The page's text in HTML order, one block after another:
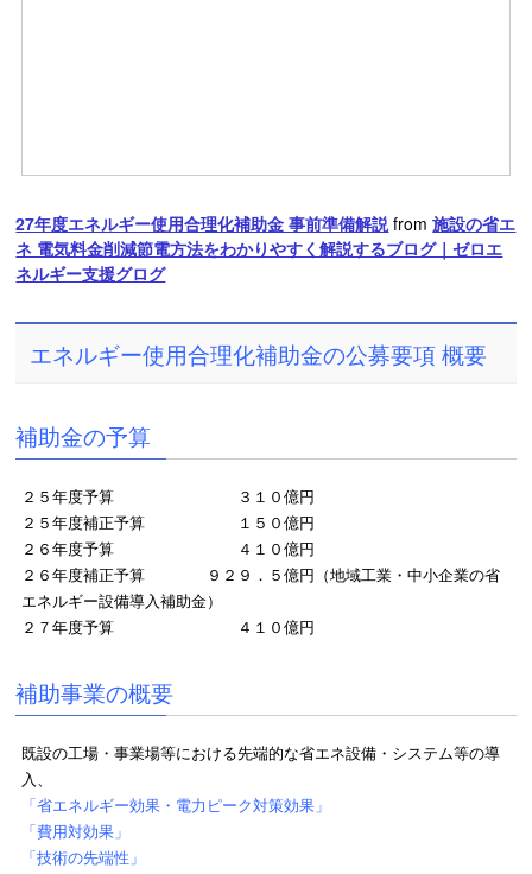
27年度エネルギー使用合理化補助金 事前準備解説 from施設の省エ
ネ 電気料金削減節電方法をわかりやすく解説するブログ｜ゼロエ
ネルギー支援グログ
エネルギー使用合理化補助金の公募要項 概要
補助金の予算
２５年度予算 ３１０億円
２５年度補正予算 １５０億円
２６年度予算 ４１０億円
２６年度補正予算 ９２９．５億円（地域工業・中小企業の省
エネルギー設備導入補助金）
２７年度予算 ４１０億円
補助事業の概要
既設の工場・事業場等における先端的な省エネ設備・システム等の導
入、
「省エネルギー効果・電力ピーク対策効果」
「費用対効果」
「技術の先端性」